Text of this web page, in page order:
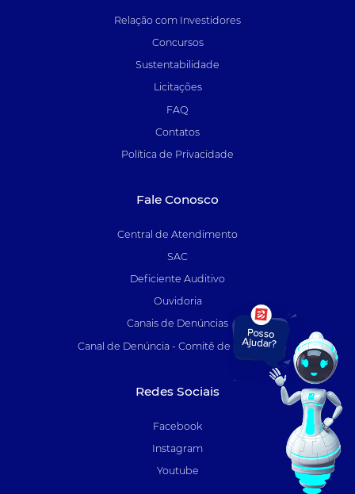
Relação com Investidores
Concursos
Sustentabilidade
Licitações
FAQ
Contatos
Política de Privacidade
Fale Conosco
Central de Atendimento
SAC
Deficiente Auditivo
Ouvidoria
Canais de Denúncias
Canal de Denúncia - Comitê de Auditoria
Redes Sociais
Facebook
Instagram
Youtube